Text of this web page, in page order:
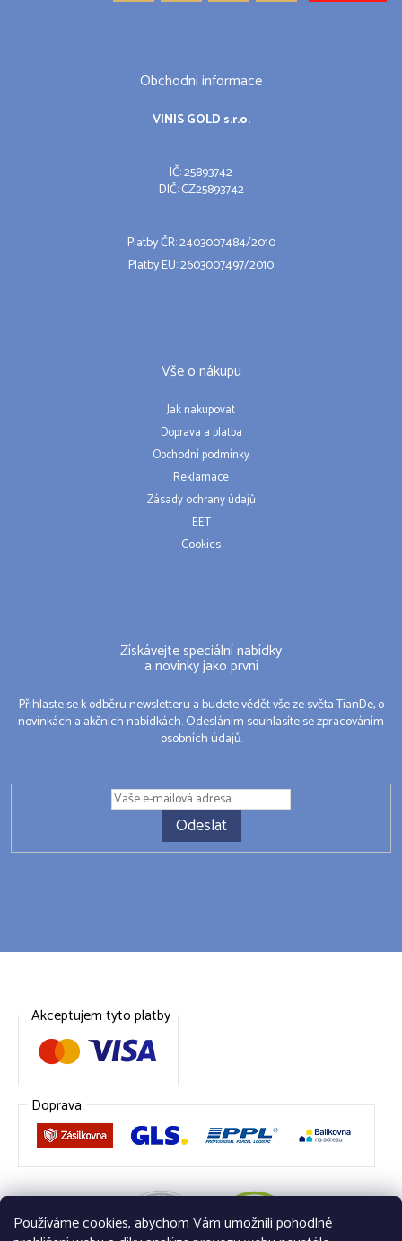
Používáme cookies, abychom Vám umožnili pohodlné
Obchodní informace
VINIS GOLD s.r.o.
IČ: 25893742
DIČ: CZ25893742
Platby ČR: 2403007484/2010
Platby EU: 2603007497/2010
Vše o nákupu
Jak nakupovat
Doprava a platba
Obchodní podmínky
Reklamace
Zásady ochrany údajů
EET
Cookies
Získávejte speciální nabídky
a novinky jako první
Přihlaste se k odběru newsletteru a budete vědět vše ze světa TianDe, o
novinkách a akčních nabídkách. Odesláním souhlasíte se zpracováním
osobních údajů.
Odeslat
Akceptujem tyto platby
Doprava